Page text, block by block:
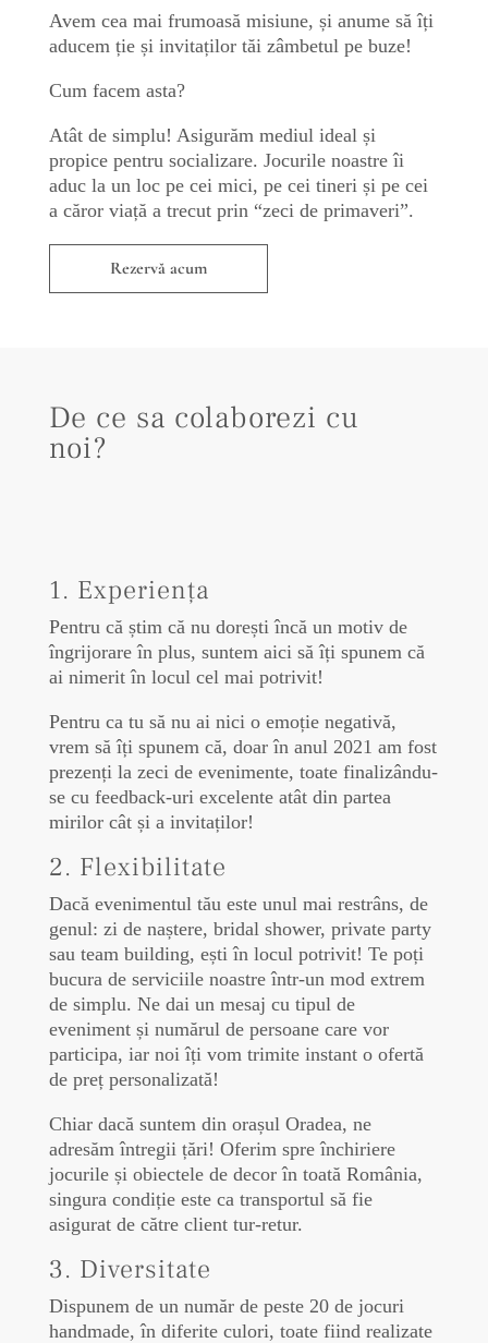
Avem cea mai frumoasă misiune, și anume să îți
aducem ție și invitaților tăi zâmbetul pe buze!
Cum facem asta?
Atât de simplu! Asigurăm mediul ideal și
propice pentru socializare. Jocurile noastre îi
aduc la un loc pe cei mici, pe cei tineri și pe cei
a căror viață a trecut prin “zeci de primaveri”.
Rezervă acum
De ce sa colaborezi cu
noi?
1. Experiența
Pentru că știm că nu dorești încă un motiv de
îngrijorare în plus, suntem aici să îți spunem că
ai nimerit în locul cel mai potrivit!
Pentru ca tu să nu ai nici o emoție negativă,
vrem să îți spunem că, doar în anul 2021 am fost
prezenți la zeci de evenimente, toate finalizându-
se cu feedback-uri excelente atât din partea
mirilor cât și a invitaților!
2. Flexibilitate
Dacă evenimentul tău este unul mai restrâns, de
genul: zi de naștere, bridal shower, private party
sau team building, ești în locul potrivit! Te poți
bucura de serviciile noastre într-un mod extrem
de simplu. Ne dai un mesaj cu tipul de
eveniment și numărul de persoane care vor
participa, iar noi îți vom trimite instant o ofertă
de preț personalizată!
Chiar dacă suntem din orașul Oradea, ne
adresăm întregii țări! Oferim spre închiriere
jocurile și obiectele de decor în toată România,
singura condiție este ca transportul să fie
asigurat de către client tur-retur.
3. Diversitate
Dispunem de un număr de peste 20 de jocuri
handmade, în diferite culori, toate fiind realizate